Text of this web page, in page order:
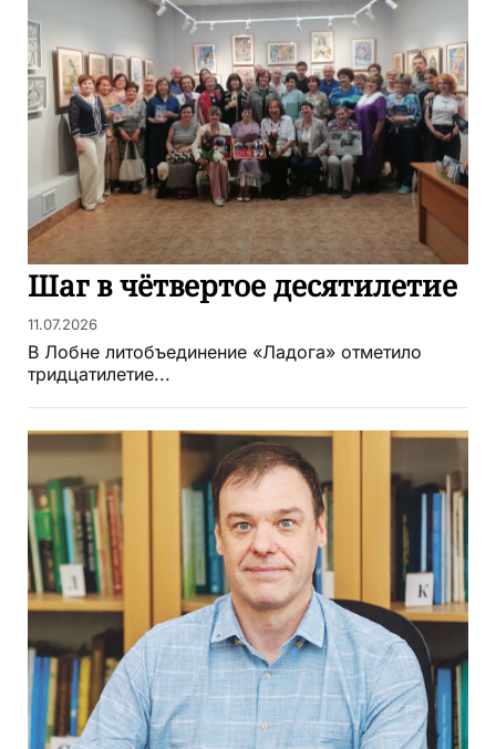
Шаг в чётвертое десятилетие
11.07.2026
В Лобне литобъединение «Ладога» отметило
тридцатилетие...